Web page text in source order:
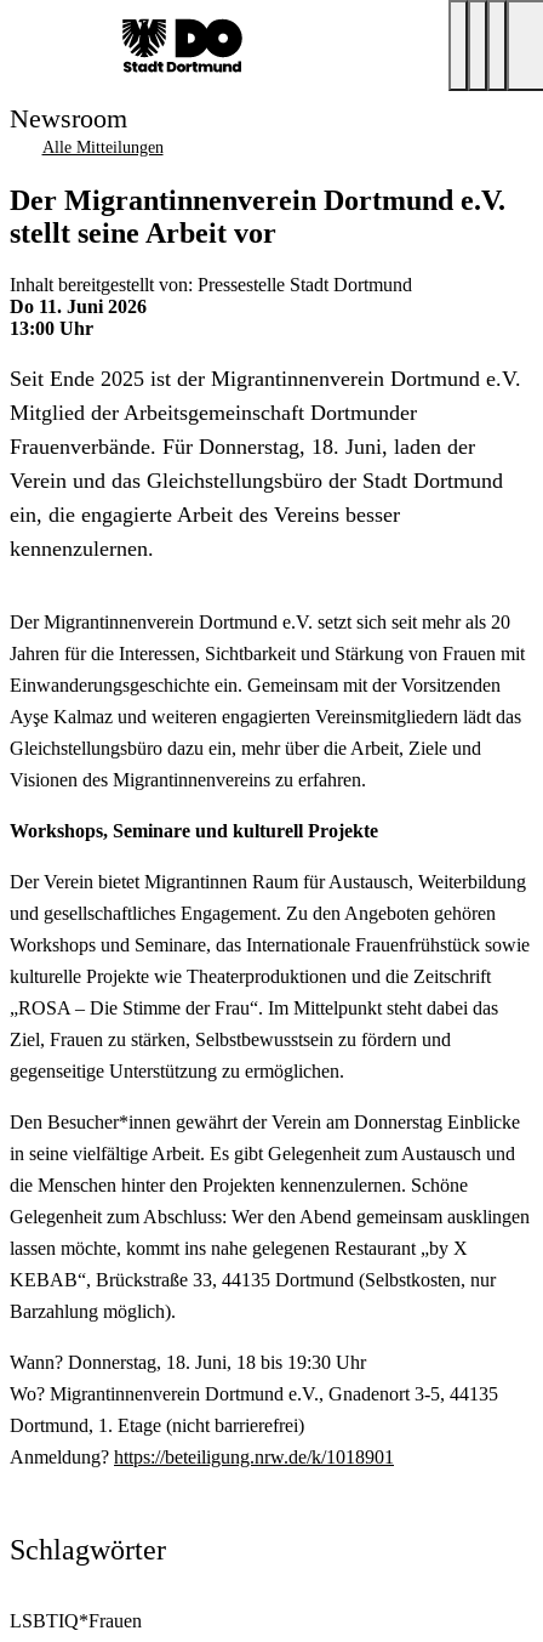
Newsroom
Alle Mitteilungen
Der Migrantinnenverein Dortmund e.V.
stellt seine Arbeit vor
Inhalt bereitgestellt von: Pressestelle Stadt Dortmund
Do 11. Juni 2026
13:00 Uhr
Seit Ende 2025 ist der Migrantinnenverein Dortmund e.V.
Mitglied der Arbeitsgemeinschaft Dortmunder
Frauenverbände. Für Donnerstag, 18. Juni, laden der
Verein und das Gleichstellungsbüro der Stadt Dortmund
ein, die engagierte Arbeit des Vereins besser
kennenzulernen.
Der Migrantinnenverein Dortmund e.V. setzt sich seit mehr als 20
Jahren für die Interessen, Sichtbarkeit und Stärkung von Frauen mit
Einwanderungsgeschichte ein. Gemeinsam mit der Vorsitzenden
Ayşe Kalmaz und weiteren engagierten Vereinsmitgliedern lädt das
Gleichstellungsbüro dazu ein, mehr über die Arbeit, Ziele und
Visionen des Migrantinnenvereins zu erfahren.
Workshops, Seminare und kulturell Projekte
Der Verein bietet Migrantinnen Raum für Austausch, Weiterbildung
und gesellschaftliches Engagement. Zu den Angeboten gehören
Workshops und Seminare, das Internationale Frauenfrühstück sowie
kulturelle Projekte wie Theaterproduktionen und die Zeitschrift
„ROSA – Die Stimme der Frau“. Im Mittelpunkt steht dabei das
Ziel, Frauen zu stärken, Selbstbewusstsein zu fördern und
gegenseitige Unterstützung zu ermöglichen.
Den Besucher*innen gewährt der Verein am Donnerstag Einblicke
in seine vielfältige Arbeit. Es gibt Gelegenheit zum Austausch und
die Menschen hinter den Projekten kennenzulernen. Schöne
Gelegenheit zum Abschluss: Wer den Abend gemeinsam ausklingen
lassen möchte, kommt ins nahe gelegenen Restaurant „by X
KEBAB“, Brückstraße 33, 44135 Dortmund (Selbstkosten, nur
Barzahlung möglich).
Wann? Donnerstag, 18. Juni, 18 bis 19:30 Uhr
Wo? Migrantinnenverein Dortmund e.V., Gnadenort 3-5, 44135
Dortmund, 1. Etage (nicht barrierefrei)
Anmeldung? https://beteiligung.nrw.de/k/1018901
Schlagwörter
LSBTIQ*Frauen